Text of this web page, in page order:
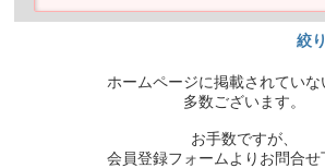
絞
ホームページに掲載されていな
多数ございます。
お手数ですが、
会員登録フォームよりお問合せ